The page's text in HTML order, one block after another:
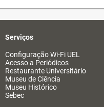
Serviços
Configuração Wi-Fi UEL
Acesso a Periódicos
Restaurante Universitário
Museu de Ciência
Museu Histórico
Sebec